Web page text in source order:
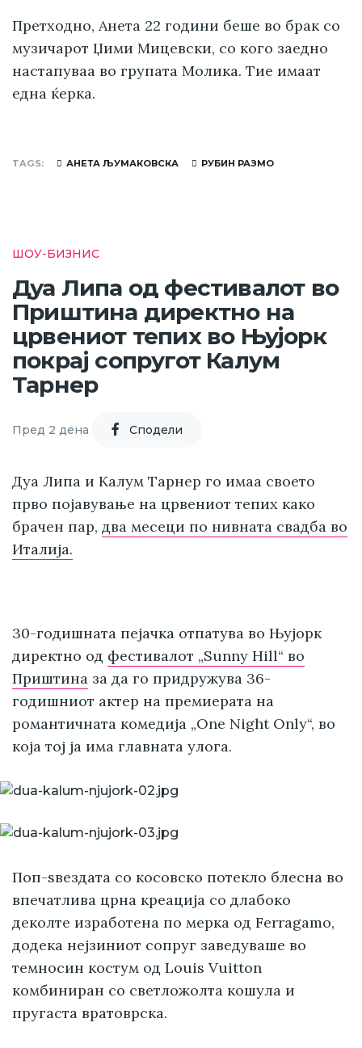
Претходно, Анета 22 години беше во брак со
музичарот Џими Мицевски, со кого заедно
настапуваа во групата Молика. Тие имаат
една ќерка.
TAGS АНЕТА ЉУМАКОВСКА РУБИН РАЗМО
ШОУ-БИЗНИС
Дуа Липа од фестивалот во
Приштина директно на
црвениот тепих во Њујорк
покрај сопругот Калум
Тарнер
Пред 2 дена Cподели
Дуа Липа и Калум Тарнер го имаа своето
прво појавување на црвениот тепих како
брачен пар, два месеци по нивната свадба во
Италија.
30-годишната пејачка отпатува во Њујорк
директно од фестивалот „Sunny Hill“ во
Приштина за да го придружува 36-
годишниот актер на премиерата на
романтичната комедија „One Night Only“, во
која тој ја има главната улога.
Поп-ѕвездата со косовско потекло блесна во
впечатлива црна креација со длабоко
деколте изработена по мерка од Ferragamo,
додека нејзиниот сопруг заведуваше во
темносин костум од Louis Vuitton
комбиниран со светложолта кошула и
пругаста вратоврска.